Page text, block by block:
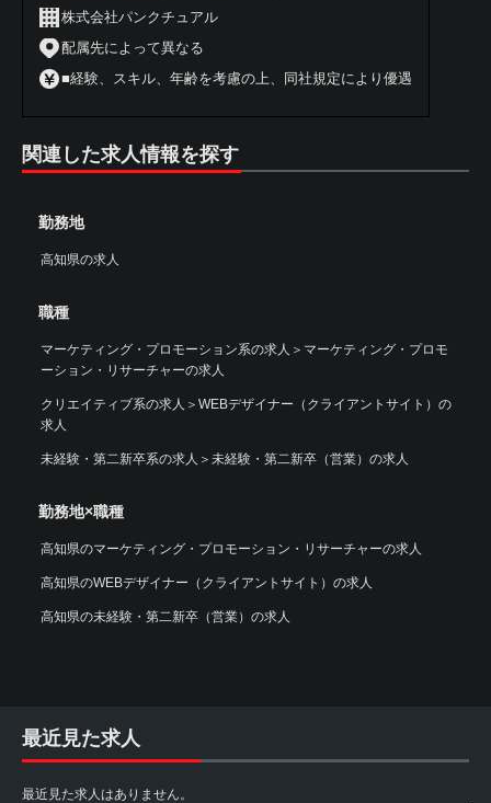
株式会社パンクチュアル
配属先によって異なる
■経験、スキル、年齢を考慮の上、同社規定により優遇
関連した求人情報を探す
勤務地
高知県の求人
職種
マーケティング・プロモーション系の求人 ＞ マーケティング・プロモ
ーション・リサーチャーの求人
クリエイティブ系の求人 ＞ WEBデザイナー（クライアントサイト）の
求人
未経験・第二新卒系の求人 ＞ 未経験・第二新卒（営業）の求人
勤務地×職種
高知県のマーケティング・プロモーション・リサーチャーの求人
高知県のWEBデザイナー（クライアントサイト）の求人
高知県の未経験・第二新卒（営業）の求人
最近見た求人
最近見た求人はありません。